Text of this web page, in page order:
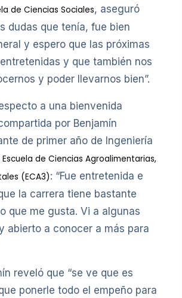
de Ciencias Sociales, aseguró
dudas que tenía, fue bien
y espero que las próximas
y que también nos
y poder llevarnos bien”.
a una bienvenida
por Benjamín
de primer año de Ingeniería
Escuela de Ciencias Agroalimentarias,
(ECA3): “Fue entretenida e
la carrera tiene bastante
que me gusta. Vi a algunas
abierto a conocer a más para
reveló que “se ve que es
ponerle todo el empeño para